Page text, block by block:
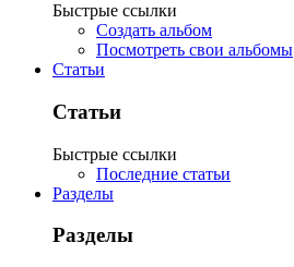
Быстрые ссылки
Создать альбом
Посмотреть свои альбомы
Статьи
Статьи
Быстрые ссылки
Последние статьи
Разделы
Разделы